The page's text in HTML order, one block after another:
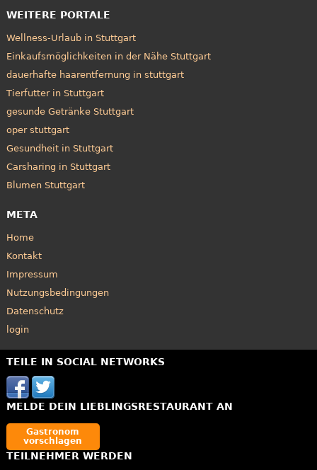
WEITERE PORTALE
Wellness-Urlaub in Stuttgart
Einkaufsmöglichkeiten in der Nähe Stuttgart
dauerhafte haarentfernung in stuttgart
Tierfutter in Stuttgart
gesunde Getränke Stuttgart
oper stuttgart
Gesundheit in Stuttgart
Carsharing in Stuttgart
Blumen Stuttgart
META
Home
Kontakt
Impressum
Nutzungsbedingungen
Datenschutz
login
TEILE IN SOCIAL NETWORKS
MELDE DEIN LIEBLINGSRESTAURANT AN
Gastronom
vorschlagen
TEILNEHMER WERDEN